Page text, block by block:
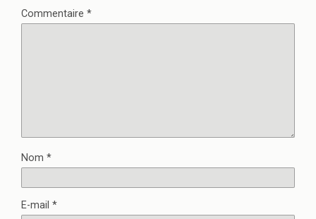
Commentaire *
Nom *
E-mail *